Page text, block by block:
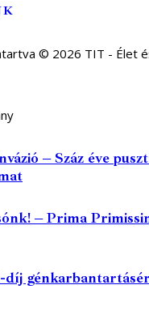
© 2026 TIT - Élet
– Száz éve
– Prima
díj